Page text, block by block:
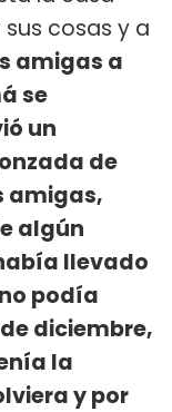
cosas y a
amigas a
se
un
de
amigas,
algún
llevado
podía
diciembre,
la
y por